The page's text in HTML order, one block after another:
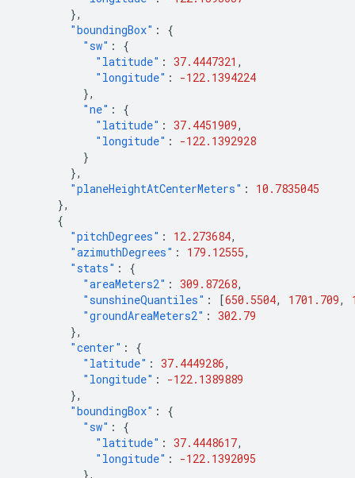
},
"boundingBox" :
{
"sw" :
{
"latitude" : 37.4447321 ,
"longitude" :
-122.1394224
},
"ne" :
{
"latitude" : 37.4451909,
"longitude" :
-122.1392928
}
},
"planeHeightAtCenterMeters" :
10.7835045
},
{
"pitchDegrees" : 12.273684,
"azimuthDegrees" : 179.12555,
"stats" :
{
"areaMeters2" : 309.87268,
"sunshineQuantiles" : [650.5504, 1701.709,
"groundAreaMeters2" : 302.79
},
"center" :
{
"latitude" : 37.4449286,
"longitude" :
-122.1389889
},
"boundingBox" :
{
"sw" :
{
"latitude" : 37.4448617,
"longitude" :
-122.1392095
},